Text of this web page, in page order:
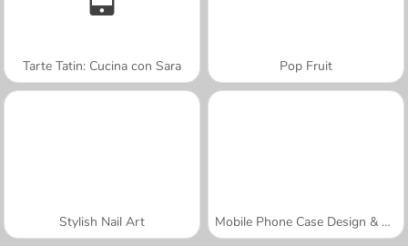
Tarte Tatin: Cucina con Sara Pop Fruit
Stylish Nail Art Mobile Phone Case Design & DIY